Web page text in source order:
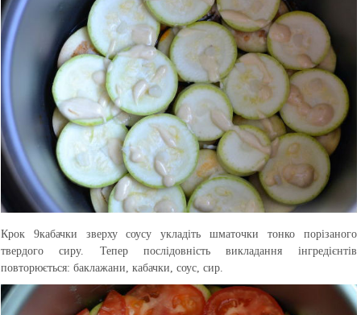
Крок 9кабачки зверху соусу укладіть шматочки тонко порізаного
твердого сиру. Тепер послідовність викладання інгредієнтів
повторюється: баклажани, кабачки, соус, сир.